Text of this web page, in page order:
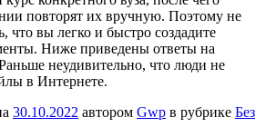
повторят их вручную. Поэтому не
что вы легко и быстро создадите
Ниже приведены ответы на
неудивительно, что люди не
в Интернете.
30.10.2022 автором Gwp в рубрике Без